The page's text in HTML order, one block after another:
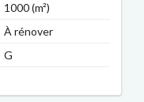
1000 (m²)
À rénover
G